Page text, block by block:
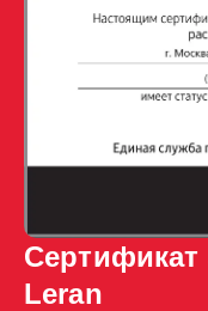
Leran